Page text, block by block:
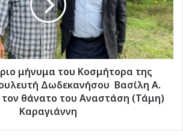
μήνυμα του Κοσμήτορα της
Δωδεκανήσου Βασίλη Α.
θάνατο του Αναστάση (Τάμη)
Καραγιάννη